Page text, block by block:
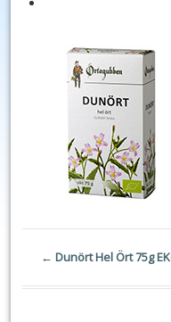
← Dunört Hel Ört 75g